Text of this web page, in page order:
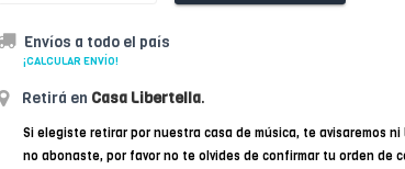
Envíos a todo el país
¡CALCULAR ENVÍO!
Retirá en Casa Libertella.
Si elegiste retirar por nuestra casa de música, te avisaremos
no abonaste, por favor no te olvides de confirmar tu orden de